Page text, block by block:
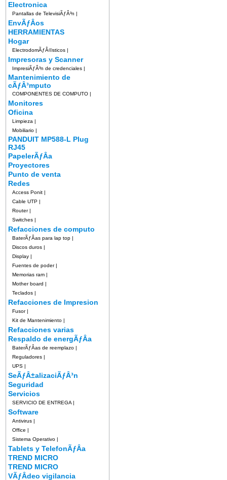
Electronica
Pantallas de TelevisiÃƒÂ³n |
EnvÃƒÂ­os
HERRAMIENTAS
Hogar
ElectrodomÃƒÂ©sticos |
Impresoras y Scanner
ImpresiÃƒÂ³n de credenciales |
Mantenimiento de
cÃƒÂ³mputo
COMPONENTES DE COMPUTO |
Monitores
Oficina
Limpieza |
Mobiliario |
PANDUIT MP588-L Plug
RJ45
PapelerÃƒÂ­a
Proyectores
Punto de venta
Redes
Access Ponit |
Cable UTP |
Router|
Switches |
Refacciones de computo
BaterÃƒÂ­as para lap top |
Discos duros |
Display |
Fuentes de poder|
Memorias ram |
Mother board |
Teclados |
Refacciones de Impresion
Fusor|
Kit de Mantenimiento |
Refacciones varias
Respaldo de energÃƒÂ­a
BaterÃƒÂ­as de reemplazo |
Reguladores |
UPS |
SeÃƒÂ±alizaciÃƒÂ³n
Seguridad
Servicios
SERVICIO DE ENTREGA |
Software
Antivirus |
Office |
Sistema Operativo |
Tablets y TelefonÃƒÂ­a
TREND MICRO
TREND MICRO
VÃƒÂ­deo vigilancia